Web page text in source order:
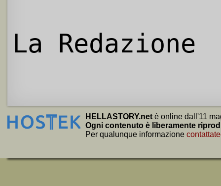
La Redazione
HELLASTORY.net è online dall'11
Ogni contenuto è liberamente
Per qualunque informazione